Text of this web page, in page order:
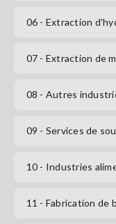
06 - Extraction
07 - Extraction de
08 - Autres
09 - Services de
10 - Industries
11 - Fabrication de